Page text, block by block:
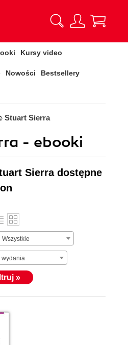
Kursy video
Nowości Bestsellery
Stuart Sierra
- ebooki
Sierra dostępne
Wszystkie
wydania
»